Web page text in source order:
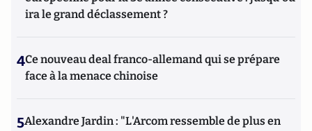
ira le grand déclassement ?
4Ce nouveau deal franco-allemand qui se prépare
face à la menace chinoise
5Alexandre Jardin : "L'Arcom ressemble de plus en